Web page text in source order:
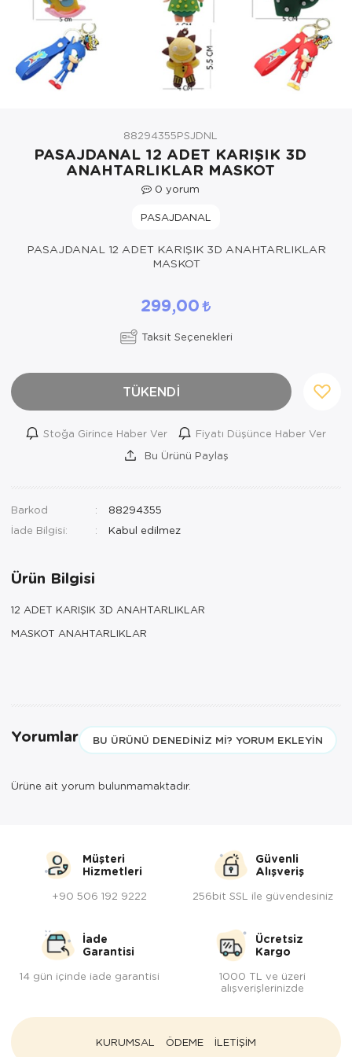
Kozmetik, Kişisel Bakım ve Sağlık
88294355PSJDNL
PASAJDANAL 12 ADET KARIŞIK 3D
ANAHTARLIKLAR MASKOT
0 yorum
PASAJDANAL
PASAJDANAL 12 ADET KARIŞIK 3D ANAHTARLIKLAR
MASKOT
299,00
Taksit Seçenekleri
TÜKENDİ
Stoğa Girince Haber Ver
Fiyatı Düşünce Haber Ver
Bu Ürünü Paylaş
Barkod
88294355
İade Bilgisi:
Ürün Bilgisi
12 ADET KARIŞIK 3D ANAHTARLIKLAR
MASKOT ANAHTARLIKLAR
Yorumlar BU ÜRÜNÜ DENEDINIZ MI? YORUM EKLEYIN
Ürüne ait yorum bulunmamaktadır.
Müşteri
Hizmetleri
+90 506 192 9222
Güvenli
Alışveriş
256bit SSL ile güvendesiniz
İade
Garantisi
14 gün içinde iade garantisi
Ücretsiz
Kargo
1000 TL ve üzeri
alışverişlerinizde
KURUMSAL ÖDEME İLETİŞİM